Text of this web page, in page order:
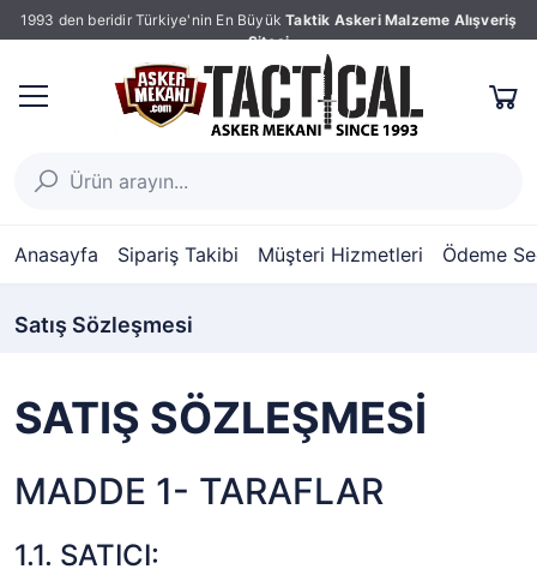
1993 den beridir Türkiye'nin En Büyük Taktik Askeri Malzeme Alışveriş
Sitesi
Anasayfa Sipariş Takibi Müşteri Hizmetleri Ödeme
Satış Sözleşmesi
SATIŞ SÖZLEŞMESİ
MADDE 1- TARAFLAR
1.1. SATICI: